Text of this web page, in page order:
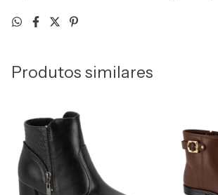
Produtos similares